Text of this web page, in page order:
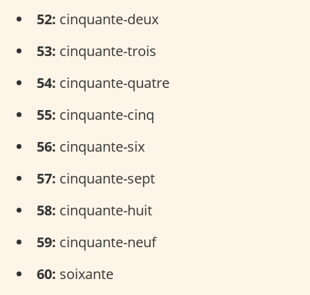
52: cinquante-deux
53: cinquante-trois
54: cinquante-quatre
55: cinquante-cinq
56: cinquante-six
57: cinquante-sept
58: cinquante-huit
59: cinquante-neuf
60: soixante